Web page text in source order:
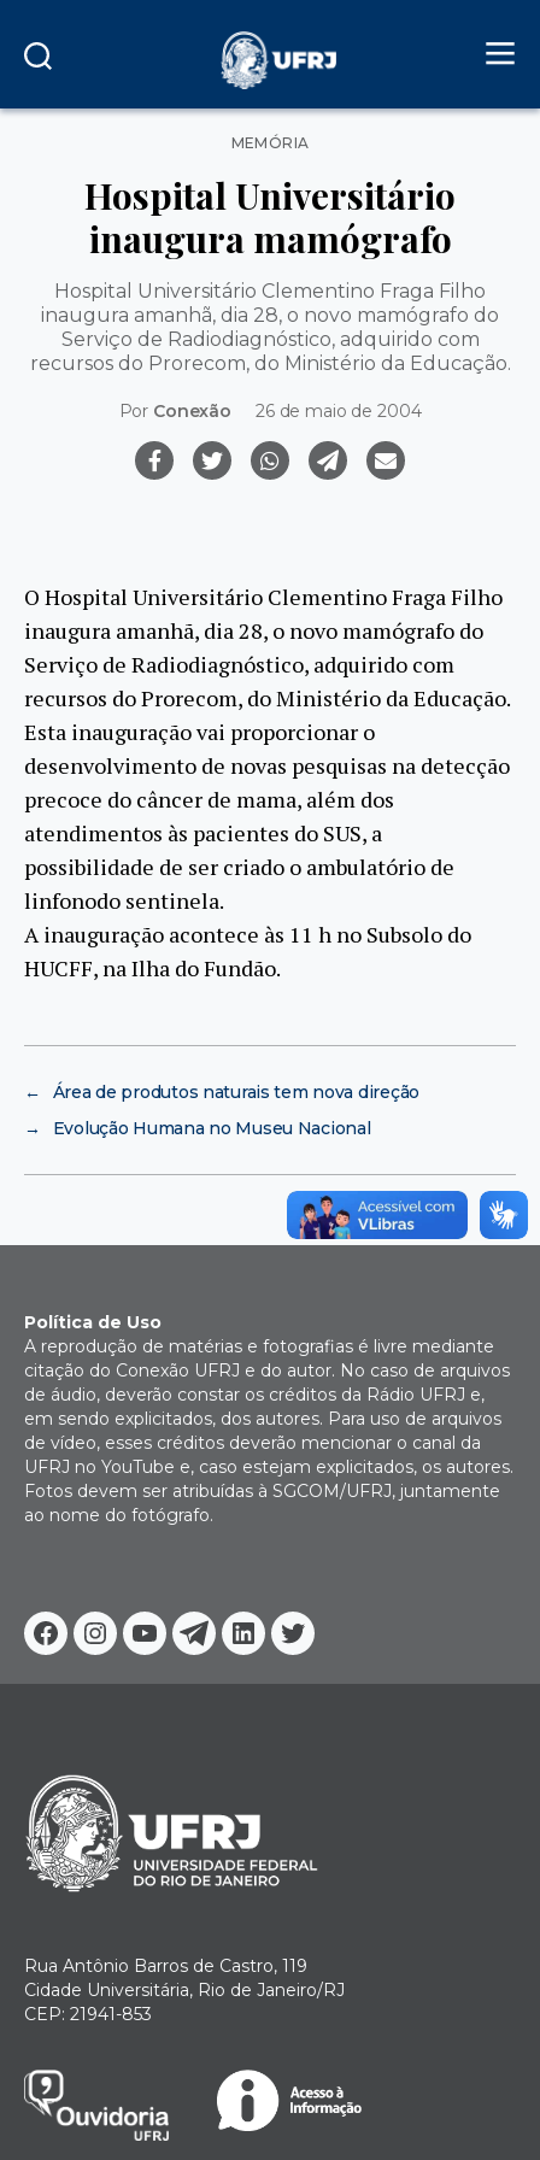
Categorias
MEMÓRIA
Hospital Universitário
inaugura mamógrafo
Hospital Universitário Clementino Fraga Filho
inaugura amanhã, dia 28, o novo mamógrafo do
Serviço de Radiodiagnóstico, adquirido com
recursos do Prorecom, do Ministério da Educação.
Por Conexão 26 de maio de 2004
O Hospital Universitário Clementino Fraga Filho
inaugura amanhã, dia 28, o novo mamógrafo do
Serviço de Radiodiagnóstico, adquirido com
recursos do Prorecom, do Ministério da Educação.
Esta inauguração vai proporcionar o
desenvolvimento de novas pesquisas na detecção
precoce do câncer de mama, além dos
atendimentos às pacientes do SUS, a
possibilidade de ser criado o ambulatório de
linfonodo sentinela.
A inauguração acontece às 11 h no Subsolo do
HUCFF, na Ilha do Fundão.
←
Área de produtos naturais tem nova direção
→
Evolução Humana no Museu Nacional
Facebook
Instagram
YoutubeTelegram
Linkedin
Twitter
Política de Uso
A reprodução de matérias e fotografias é livre mediante
citação do Conexão UFRJ e do autor. No caso de arquivos
de áudio, deverão constar os créditos da Rádio UFRJ e,
em sendo explicitados, dos autores. Para uso de arquivos
de vídeo, esses créditos deverão mencionar o canal da
UFRJ no YouTube e, caso estejam explicitados, os autores.
Fotos devem ser atribuídas à SGCOM/UFRJ, juntamente
ao nome do fotógrafo.
Rua Antônio Barros de Castro, 119
Cidade Universitária, Rio de Janeiro/RJ
CEP: 21941-853